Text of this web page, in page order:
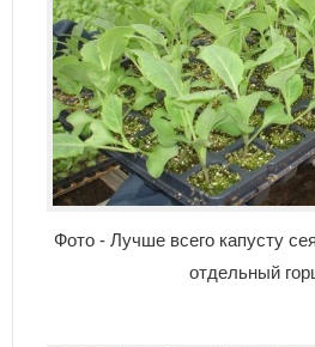
Фото - Лучше всего капусту
отдельный